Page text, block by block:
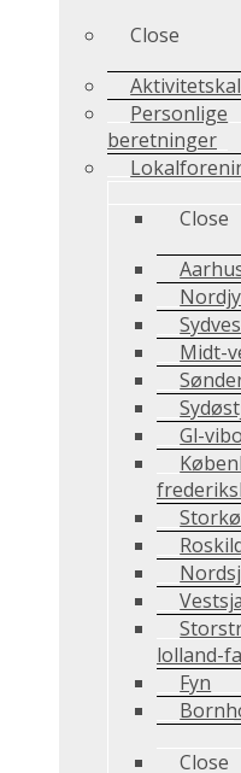
Close
Personlige
beretninger
Close
Midt-
Gl-
lolland-
Fyn
Close